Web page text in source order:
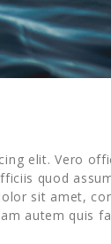
elit. Vero
quod
sit amet,
autem quis